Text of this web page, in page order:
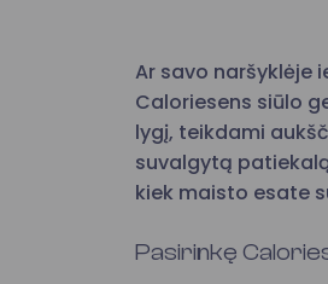
Ar savo naršyklėje
Caloriesens siūlo
lygį, teikdami
suvalgytą
kiek maisto esate
Pasirinkę